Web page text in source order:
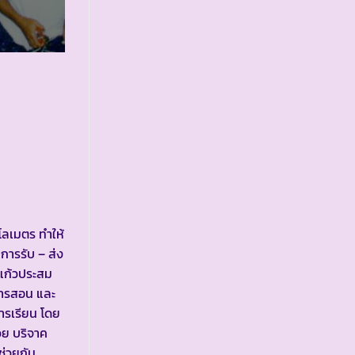
เมตร ทำให้
ารรับ – ส่ง
วประสม
สอน และ
เรียน โดย
บริจาค